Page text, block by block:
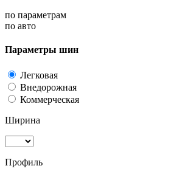
по параметрам
по авто
Параметры шин
Легковая
Внедорожная
Коммерческая
Ширина
Профиль